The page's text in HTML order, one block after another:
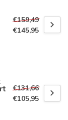
€159,49
€145,95
€131,66
€105,95